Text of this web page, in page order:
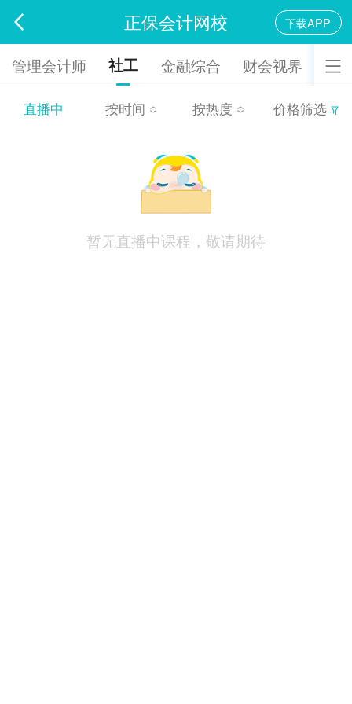
正保会计网校 下载APP
管理会计师 社工 金融综合 财会视界
直播中 按时间 按热度 价格筛选
暂无直播中课程，敬请期待